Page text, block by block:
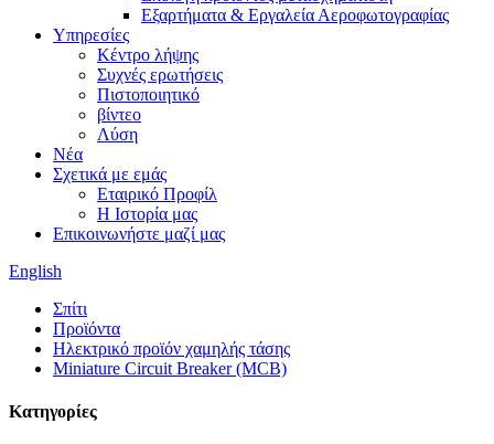
Εξαρτήματα & Εργαλεία Αεροφωτογραφίας
Υπηρεσίες
Κέντρο λήψης
Συχνές ερωτήσεις
Πιστοποιητικό
βίντεο
Λύση
Νέα
Σχετικά με εμάς
Εταιρικό Προφίλ
Η Ιστορία μας
Επικοινωνήστε μαζί μας
English
Σπίτι
Προϊόντα
Ηλεκτρικό προϊόν χαμηλής τάσης
Miniature Circuit Breaker (MCB)
Κατηγορίες